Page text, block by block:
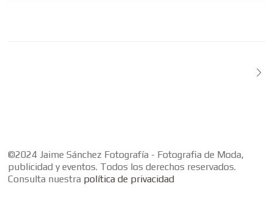
©2024 Jaime Sánchez Fotografía - Fotografia de Moda,
publicidad y eventos. Todos los derechos reservados.
Consulta nuestra política de privacidad